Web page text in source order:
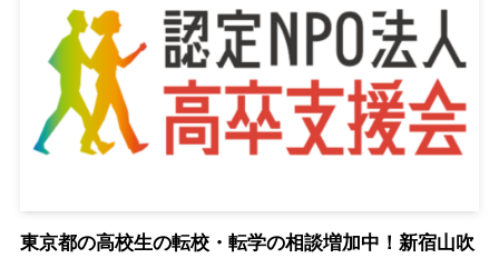
東京都の高校生の転校・転学の相談増加中！新宿山吹